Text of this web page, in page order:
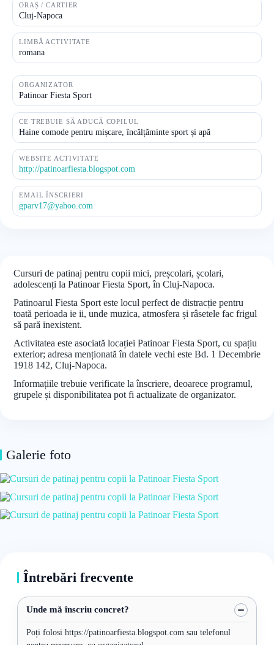
ORAȘ / CARTIER
Cluj-Napoca
LIMBĂ ACTIVITATE
romana
ORGANIZATOR
Patinoar Fiesta Sport
CE TREBUIE SĂ ADUCĂ COPILUL
Haine comode pentru mișcare, încălțăminte sport și apă
WEBSITE ACTIVITATE
http://patinoarfiesta.blogspot.com
EMAIL ÎNSCRIERI
gparv17@yahoo.com
Cursuri de patinaj pentru copii mici, preșcolari, școlari,
adolescenți la Patinoar Fiesta Sport, în Cluj-Napoca.
Patinoarul Fiesta Sport este locul perfect de distracție pentru
toată perioada ie ii, unde muzica, atmosfera și râsetele fac frigul
să pară inexistent.
Activitatea este asociată locației Patinoar Fiesta Sport, cu spațiu
exterior; adresa menționată în datele vechi este Bd. 1 Decembrie
1918 142, Cluj-Napoca.
Informațiile trebuie verificate la înscriere, deoarece programul,
grupele și disponibilitatea pot fi actualizate de organizator.
Galerie foto
Întrebări frecvente
Unde mă înscriu concret?
Poți folosi https://patinoarfiesta.blogspot.com sau telefonul